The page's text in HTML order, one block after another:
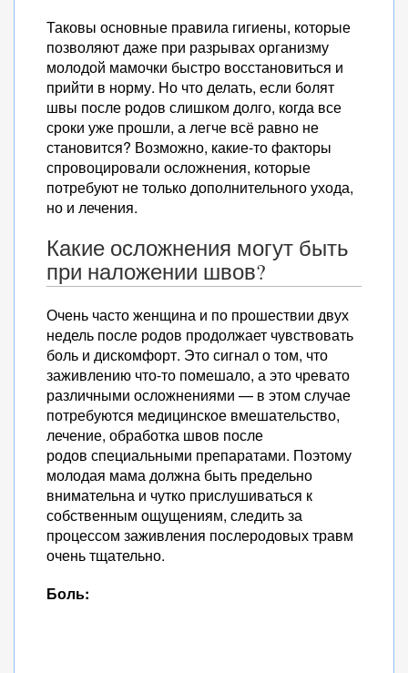
Таковы основные правила гигиены, которые
позволяют даже при разрывах организму
молодой мамочки быстро восстановиться и
прийти в норму. Но что делать, если болят
швы после родов слишком долго, когда все
сроки уже прошли, а легче всё равно не
становится? Возможно, какие-то факторы
спровоцировали осложнения, которые
потребуют не только дополнительного ухода,
но и лечения.
Какие осложнения могут быть
при наложении швов?
Очень часто женщина и по прошествии двух
недель после родов продолжает чувствовать
боль и дискомфорт. Это сигнал о том, что
заживлению что-то помешало, а это чревато
различными осложнениями — в этом случае
потребуются медицинское вмешательство,
лечение, обработка швов после
родов специальными препаратами. Поэтому
молодая мама должна быть предельно
внимательна и чутко прислушиваться к
собственным ощущениям, следить за
процессом заживления послеродовых травм
очень тщательно.
Боль: